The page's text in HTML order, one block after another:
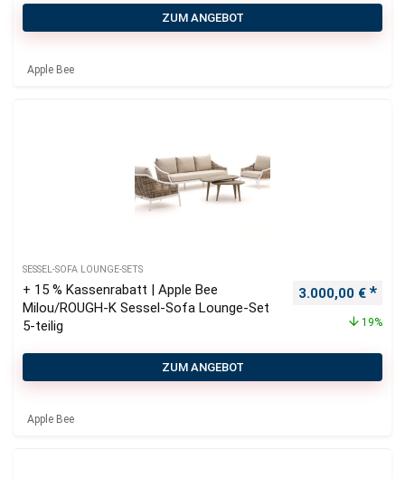
ZUM ANGEBOT
Apple Bee
SESSEL-SOFA LOUNGE-SETS
+ 15 % Kassenrabatt | Apple Bee
Milou/ROUGH-K Sessel-Sofa Lounge-Set
5-teilig
Ursprünglicher
3.000,00 €
19%
ZUM ANGEBOT
Apple Bee